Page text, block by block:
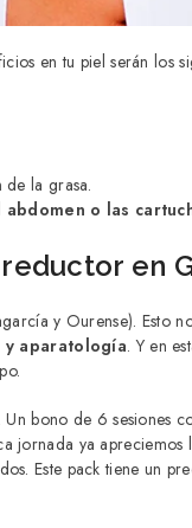
en tu piel serán los
la grasa.
o las
en
y Ourense). Esto
y aparatología. Y en
bono de 6 sesiones
jornada ya
Este pack tiene un